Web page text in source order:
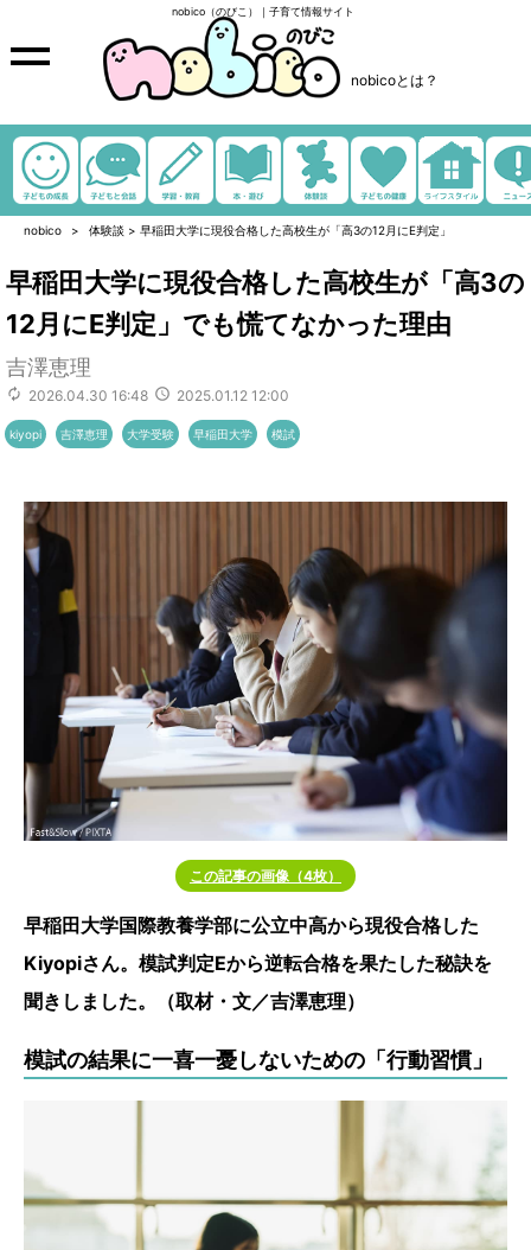
nobico（のびこ）｜子育て情報サイト
nobicoとは？
nobico 体験談 > 早稲田大学に現役合格した高校生が「高3の12月にE判定」
早稲田大学に現役合格した高校生が「高3の
12月にE判定」でも慌てなかった理由
吉澤恵理
2026.04.30 16:48 2025.01.12 12:00
kiyopi 吉澤恵理 大学受験 早稲田大学 模試
この記事の画像（4枚）
早稲田大学国際教養学部に公立中高から現役合格した
Kiyopiさん。模試判定Eから逆転合格を果たした秘訣を
聞きしました。（取材・文／吉澤恵理）
模試の結果に一喜一憂しないための「行動習慣」